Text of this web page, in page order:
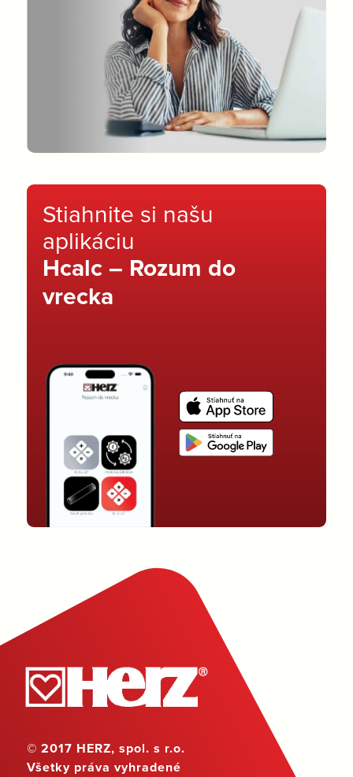
Stiahnite si našu
aplikáciu
Hcalc – Rozum do
vrecka
© 2017 HERZ, spol. s r.o.
Všetky práva vyhradené